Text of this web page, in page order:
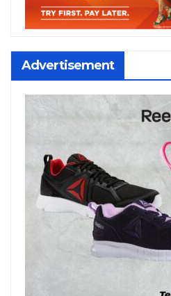
Advertisement